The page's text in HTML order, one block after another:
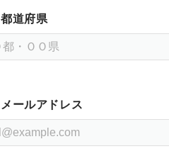
都道府県
メールアドレス